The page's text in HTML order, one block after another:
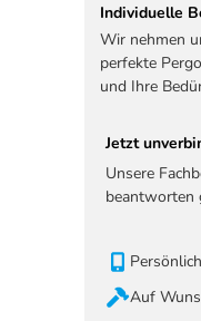
Individuelle
Wir nehmen
perfekte
und Ihre
Jetzt
Unsere
beantworten
Auf